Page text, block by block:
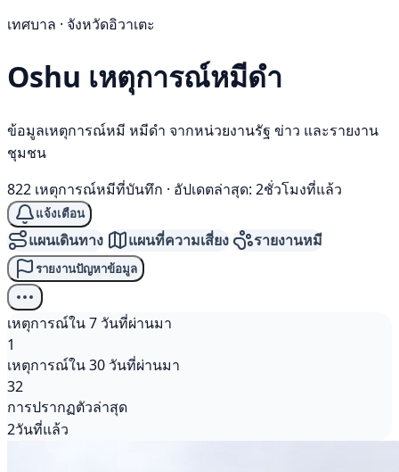
เทศบาล · จังหวัดอิวาเตะ
Oshu เหตุการณ์หมีดำ
ข้อมูลเหตุการณ์หมี หมีดำ จากหน่วยงานรัฐ ข่าว และรายงาน
ชุมชน
822 เหตุการณ์หมีที่บันทึก · อัปเดตล่าสุด: 2ชั่วโมงที่แล้ว
แจ้งเตือน
แผนเดินทาง แผนที่ความเสี่ยง รายงานหมี
รายงานปัญหาข้อมูล
เหตุการณ์ใน 7 วันที่ผ่านมา
1
เหตุการณ์ใน 30 วันที่ผ่านมา
32
การปรากฏตัวล่าสุด
2วันที่แล้ว